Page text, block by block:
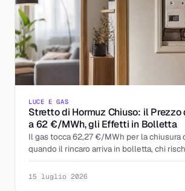
LUCE E GAS
Stretto di Hormuz Chiuso: il Prezzo
a 62 €/MWh, gli Effetti in Bolletta
Il gas tocca 62,27 €/MWh per la chiusura
quando il rincaro arriva in bolletta, chi
come proteggersi. Con i dati ARERA.
15 luglio 2026